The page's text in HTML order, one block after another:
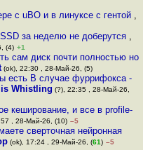
с uBO и в линуксе с гентой ,
за неделю не доберутся ,
(4) +1
сам диск почти полностью но
(ok), 22:30 , 28-Май-26, (5)
есть В случае фуррифокса -
Whistling (?), 22:35 , 28-Май-26,
кеширование, и все в profile-
, 28-Май-26, (10) –5
сверточная нейронная
(ok), 17:24 , 29-Май-26, (61) –5